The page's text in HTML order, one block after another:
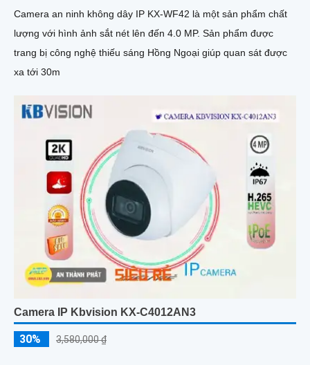
Camera an ninh không dây IP KX-WF42 là một sản phẩm chất
lượng với hình ảnh sắt nét lên đến 4.0 MP. Sản phẩm được
trang bị công nghệ thiếu sáng Hồng Ngoại giúp quan sát được
xa tới 30m
Camera IP Kbvision KX-C4012AN3
30% 3,580,000 ₫